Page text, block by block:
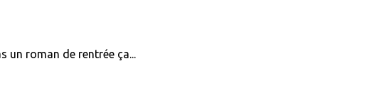
un roman de rentrée ça...